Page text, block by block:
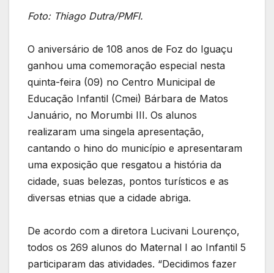
Foto: Thiago Dutra/PMFI.
O aniversário de 108 anos de Foz do Iguaçu
ganhou uma comemoração especial nesta
quinta-feira (09) no Centro Municipal de
Educação Infantil (Cmei) Bárbara de Matos
Januário, no Morumbi III. Os alunos
realizaram uma singela apresentação,
cantando o hino do município e apresentaram
uma exposição que resgatou a história da
cidade, suas belezas, pontos turísticos e as
diversas etnias que a cidade abriga.
De acordo com a diretora Lucivani Lourenço,
todos os 269 alunos do Maternal I ao Infantil 5
participaram das atividades. “Decidimos fazer